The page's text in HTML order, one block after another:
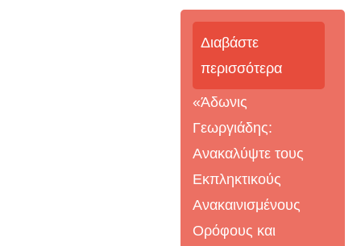
Διαβάστε
περισσότερα
«Άδωνις
Γεωργιάδης:
Ανακαλύψτε τους
Εκπληκτικούς
Ανακαινισμένους
Ορόφους και